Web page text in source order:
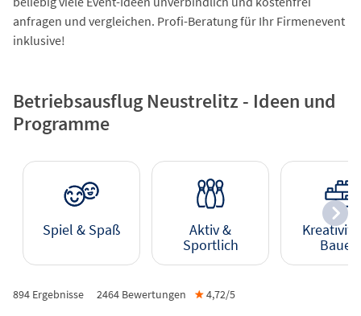
anfragen und vergleichen. Profi-Beratung für Ihr Firmenevent
inklusive!
Betriebsausflug Neustrelitz - Ideen und
Programme
Spiel & Spaß
Aktiv &
Sportlich
Bauen
894 Ergebnisse 2464 Bewertungen ★4,72/5